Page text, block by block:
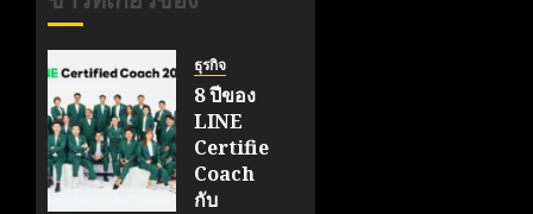
ธุรกิจ
8 ปีของ
LINE
Certified
Coach
กับ